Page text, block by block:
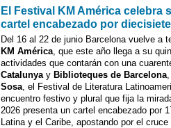
El Festival KM América celebra
cartel encabezado por
Del 16 al 22 de junio Barcelona vuelve a
KM América, que este año llega a su
actividades que contarán con una
Catalunyay Biblioteques de Barcelona,
Sosa, el Festival de Literatura
encuentro festivo y plural que fija la
2026 presenta un cartel encabezado por
Latina y el Caribe, apostando por el